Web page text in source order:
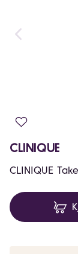
CLINIQUE
CLINIQUE